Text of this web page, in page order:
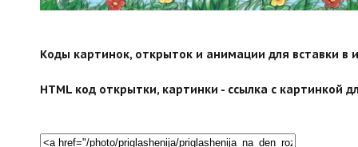
Коды картинок, открыток и анимации для вставки в
HTML код открытки, картинки - ссылка с картинкой